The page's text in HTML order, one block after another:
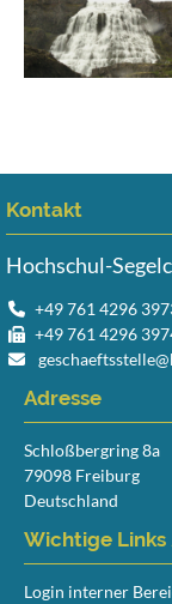
Kontakt
Hochschul-
+49 761 4296
+49 761 4296
Adresse
Schloßbergring 8a
79098 Freiburg
Deutschland
Wichtige
Login interner